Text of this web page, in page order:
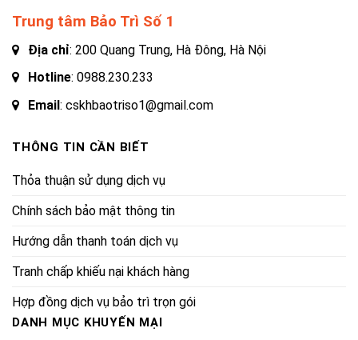
Trung tâm Bảo Trì Số 1
Địa chỉ: 200 Quang Trung, Hà Đông, Hà Nội
Hotline: 0988.230.233
Email: cskhbaotriso1@gmail.com
THÔNG TIN CẦN BIẾT
Thỏa thuận sử dụng dịch vụ
Chính sách bảo mật thông tin
Hướng dẫn thanh toán dịch vụ
Tranh chấp khiếu nại khách hàng
Hợp đồng dịch vụ bảo trì trọn gói
DANH MỤC KHUYẾN MẠI